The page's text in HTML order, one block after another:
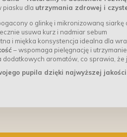
piasku dla utrzymania zdrowej i
o glinkę i mikronizowaną
usuwa kurz i nadmiar sebum
i miękka konsystencja idealna dla
– wspomaga pielęgnację i
dodatkowych aromatów, co sprawia,
pupila dzięki najwyższej